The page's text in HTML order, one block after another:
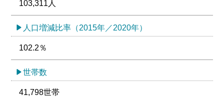
103,311人
人口増減比率（2015年／2020年）
102.2％
世帯数
41,798世帯